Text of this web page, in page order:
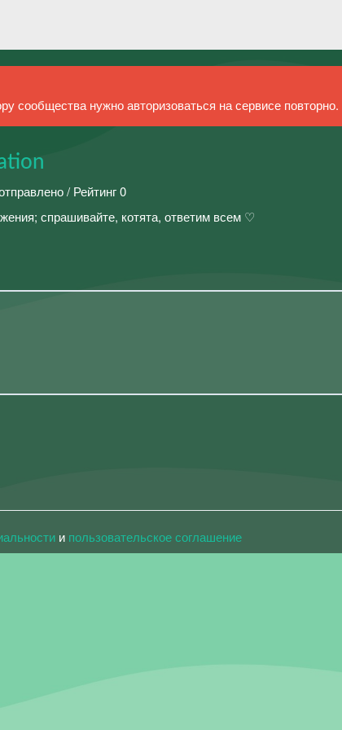
сообщества нужно авторизоваться на сервисе повторно.
/ Рейтинг 0
спрашивайте, котята, ответим всем ♡
и пользовательское соглашение